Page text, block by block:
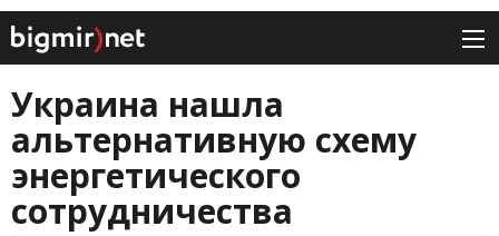
Украина нашла
альтернативную схему
энергетического
сотрудничества